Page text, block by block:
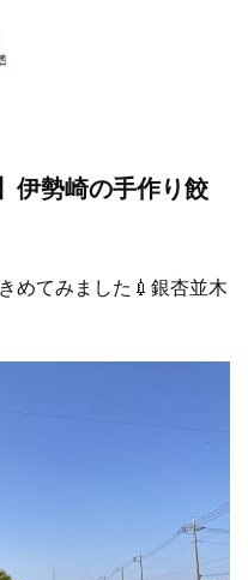
伊勢崎の手作り餃
めてみました💉銀杏並木